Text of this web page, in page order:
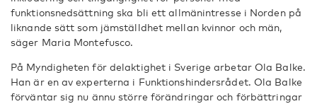
funktionsnedsättning ska bli ett allmänintresse i Norden på
liknande sätt som jämställdhet mellan kvinnor och män,
säger Maria Montefusco.
På Myndigheten för delaktighet i Sverige arbetar Ola Balke.
Han är en av experterna i Funktionshindersrådet. Ola Balke
förväntar sig nu ännu större förändringar och förbättringar